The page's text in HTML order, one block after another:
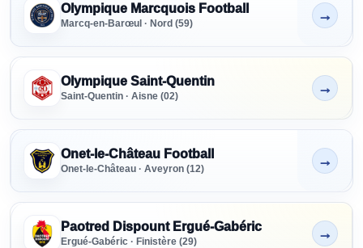
Olympique Marcquois Football
Marcq-en-Barœul · Nord (59)
Non indiqué
→
Olympique Saint-Quentin
Saint-Quentin · Aisne (02)
Non indiqué
→
Onet-le-Château Football
Onet-le-Château · Aveyron (12)
Non indiqué
→
Paotred Dispount Ergué-Gabéric
Ergué-Gabéric · Finistère (29)
Non indiqué
→